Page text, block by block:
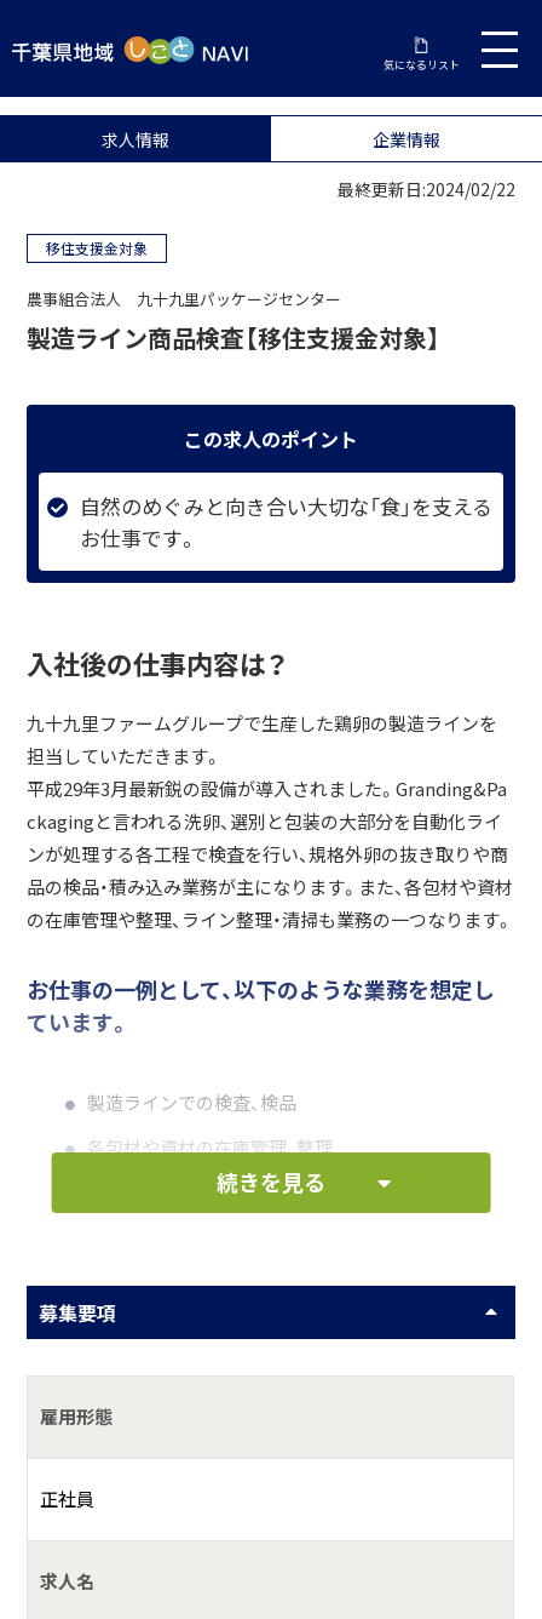
気になるリスト
求人情報 企業情報
最終更新日:2024/02/22
移住支援金対象
農事組合法人 九十九里パッケージセンター
製造ライン商品検査【移住支援金対象】
この求人のポイント
自然のめぐみと向き合い大切な「食」を支える
お仕事です。
入社後の仕事内容は？
九十九里ファームグループで生産した鶏卵の製造ラインを
担当していただきます。
平成29年3月最新鋭の設備が導入されました。Granding&Pa
ckagingと言われる洗卵、選別と包装の大部分を自動化ライ
ンが処理する各工程で検査を行い、規格外卵の抜き取りや商
品の検品・積み込み業務が主になります。また、各包材や資材
の在庫管理や整理、ライン整理・清掃も業務の一つなります。
お仕事の一例として、以下のような業務を想定し
ています。
製造ラインでの検査、検品
各包材や資材の在庫管理、整理
ラインの整備、清掃
何をしている会社？
鶏卵の生産と販売
生産した卵を使ったお菓子など農産物の販売を行っていま
す。
続きを見る
募集要項
雇用形態
正社員
求人名